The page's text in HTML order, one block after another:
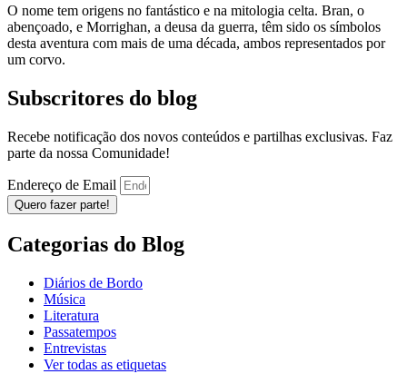
O nome tem origens no fantástico e na mitologia celta. Bran, o
abençoado, e Morrighan, a deusa da guerra, têm sido os símbolos
desta aventura com mais de uma década, ambos representados por
um corvo.
Subscritores do blog
Recebe notificação dos novos conteúdos e partilhas exclusivas. Faz
parte da nossa Comunidade!
Endereço de Email
Quero fazer parte!
Categorias do Blog
Diários de Bordo
Música
Literatura
Passatempos
Entrevistas
Ver todas as etiquetas